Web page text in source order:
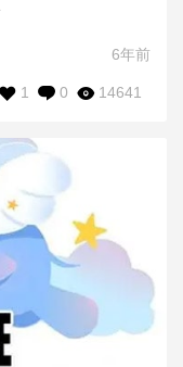
6年前
14641
0
1